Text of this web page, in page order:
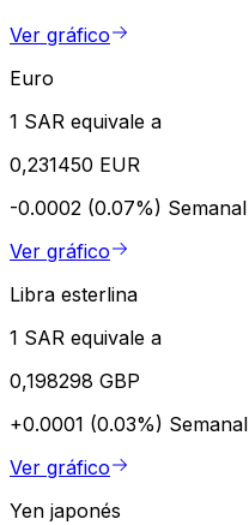
Ver gráfico
Euro
1 SAR equivale a
0,231450 EUR
-0.0002 (0.07%) Semanal
Ver gráfico
Libra esterlina
1 SAR equivale a
0,198298 GBP
+0.0001 (0.03%) Semanal
Ver gráfico
Yen japonés